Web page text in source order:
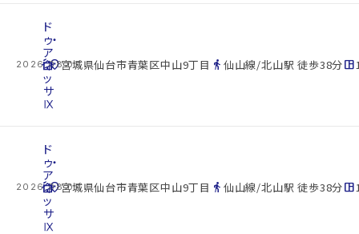
2026.08.07
cottage
ド
ゥ・
ア
ネ
ッ
サ
Ⅸ
location_on宮城県仙台市青葉区中山9丁目 directions_walk 仙山線/北山駅 徒歩38分space_dashboard
2026.08.07
cottage
ド
ゥ・
ア
ネ
ッ
サ
Ⅸ
location_on宮城県仙台市青葉区中山9丁目 directions_walk 仙山線/北山駅 徒歩38分space_dashboard